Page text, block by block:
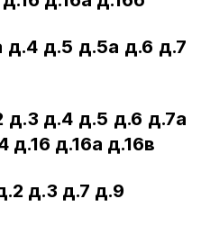
д.4 д.5 д.5а д.6 д.7
д.3 д.4 д.5 д.6 д.7а
д.16 д.16а д.16в
д.3 д.7 д.9